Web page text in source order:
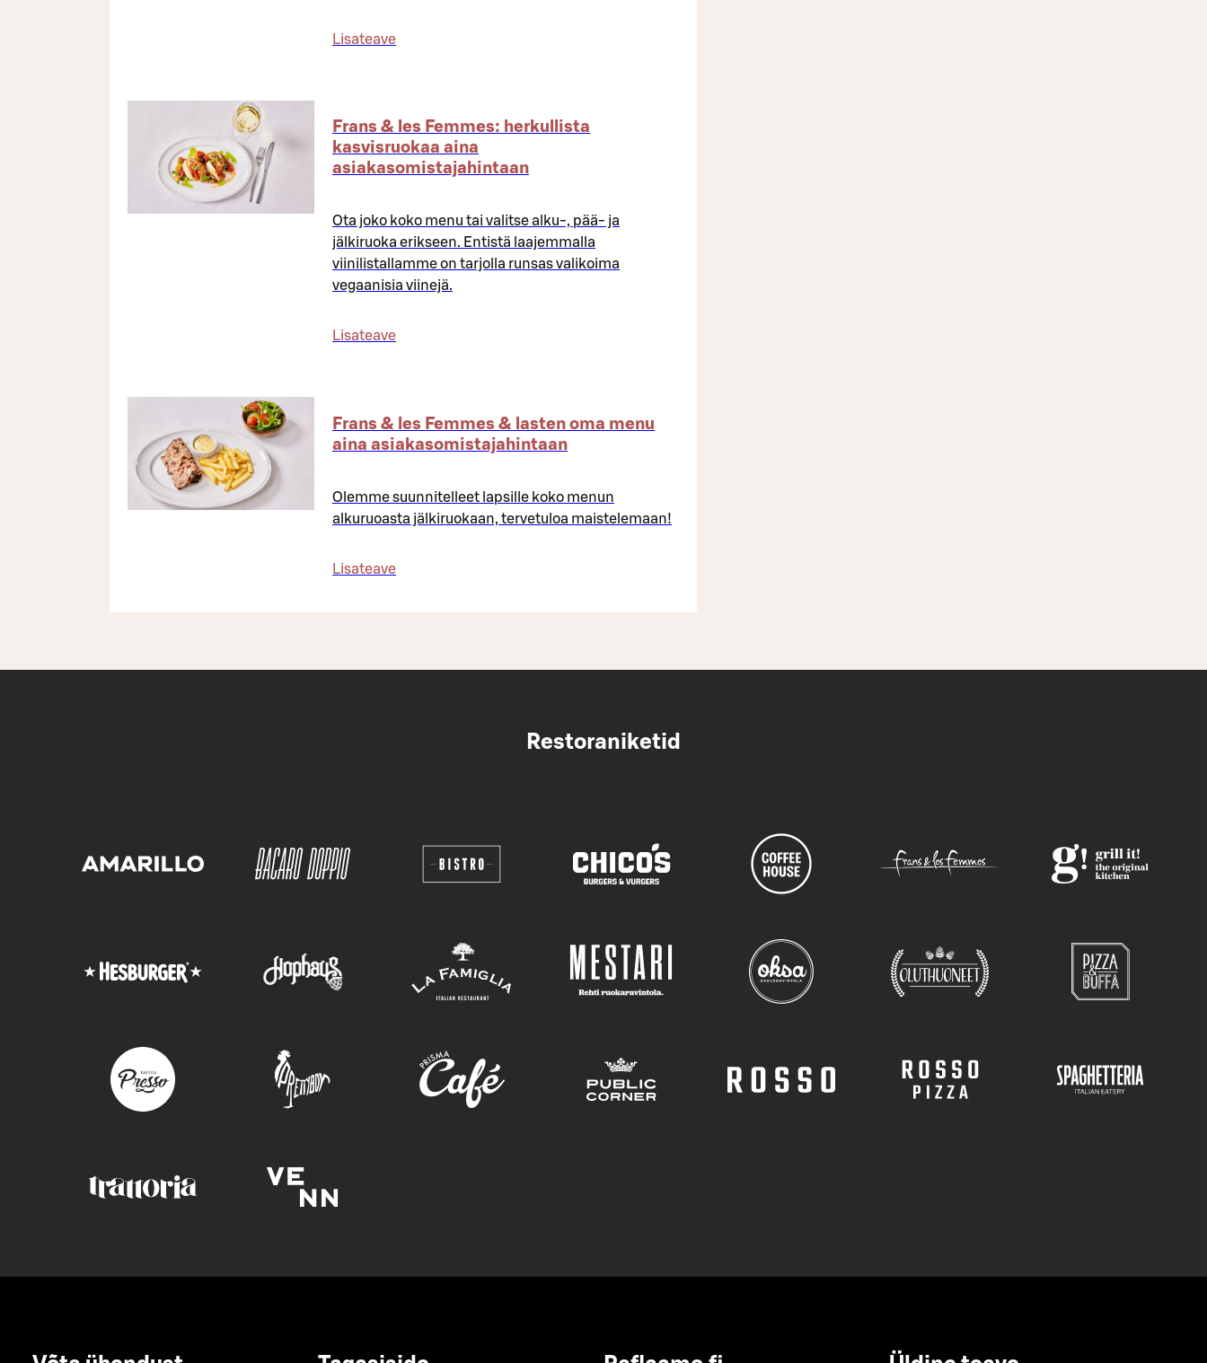
Lisateave
Frans & les Femmes: herkullista
kasvisruokaa aina
asiakasomistajahintaan
Ota joko koko menu tai valitse alku-, pää- ja
jälkiruoka erikseen. Entistä laajemmalla
viinilistallamme on tarjolla runsas valikoima
vegaanisia viinejä.
Lisateave
Frans & les Femmes & lasten oma menu
aina asiakasomistajahintaan
Olemme suunnitelleet lapsille koko menun
alkuruoasta jälkiruokaan, tervetuloa maistelemaan!
Lisateave
Restoraniketid